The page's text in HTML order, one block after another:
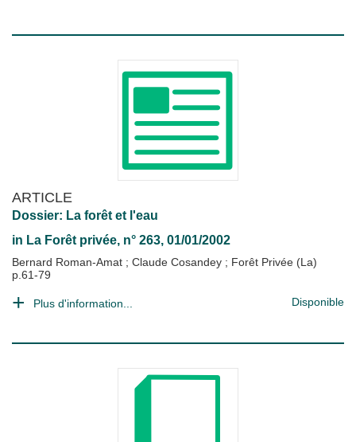
ARTICLE
Dossier: La forêt et l'eau
in La Forêt privée, n° 263, 01/01/2002
Bernard Roman-Amat ; Claude Cosandey ; Forêt Privée (La)
p.61-79
Plus d'information... Disponible